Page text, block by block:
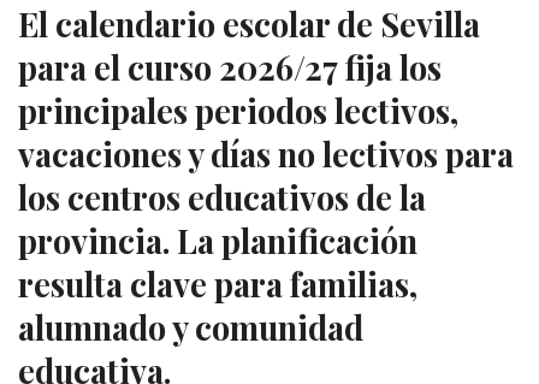
El calendario escolar de Sevilla
para el curso 2026/27 fija los
principales periodos lectivos,
vacaciones y días no lectivos para
los centros educativos de la
provincia. La planificación
resulta clave para familias,
alumnado y comunidad
educativa.